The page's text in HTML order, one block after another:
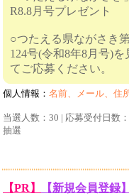
R8.8月号プレゼント
○つたえる県ながさき第
124号(令和8年8月号)を
てご応募
個人情報： 名前、メール、住
当選人数：30 | 応募受付日数
抽選
【PR】 【新規会員登録】